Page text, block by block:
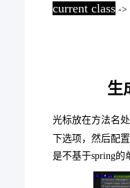
current class->
生
光标放在方法名
下选项，然后配
是不基于spring的